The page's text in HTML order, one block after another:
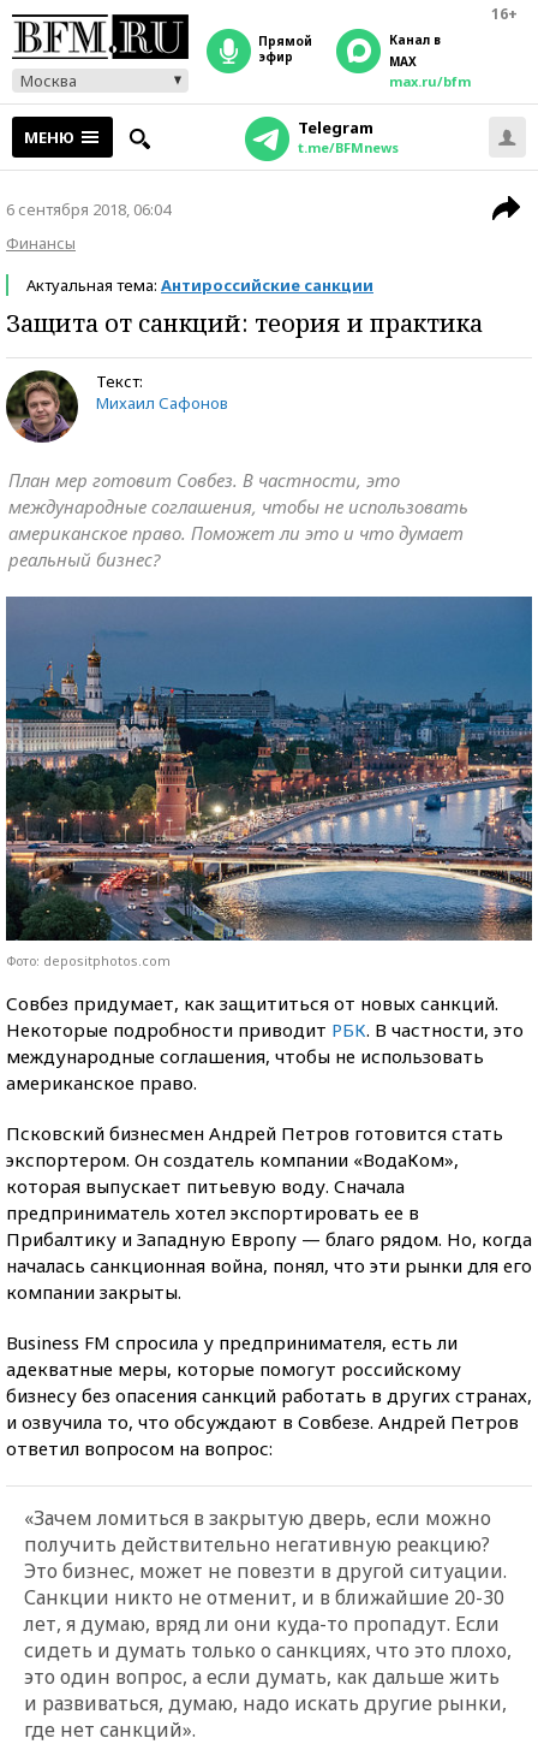
16+
Москва
прямой
эфир
Канал в
MAX
max.ru/bfm
МЕНЮ Telegram
t.me/BFMnews
6 сентября 2018, 06:04
Финансы
Актуальная тема: Антироссийские санкции
Защита от санкций: теория и практика
Текст:
Михаил Сафонов
План мер готовит Совбез. В частности, это
международные соглашения, чтобы не использовать
американское право. Поможет ли это и что думает
реальный бизнес?
Фото: depositphotos.com
Совбез придумает, как защититься от новых санкций.
Некоторые подробности приводит РБК. В частности, это
международные соглашения, чтобы не использовать
американское право.
Псковский бизнесмен Андрей Петров готовится стать
экспортером. Он создатель компании «ВодаКом»,
которая выпускает питьевую воду. Сначала
предприниматель хотел экспортировать ее в
Прибалтику и Западную Европу — благо рядом. Но, когда
началась санкционная война, понял, что эти рынки для его
компании закрыты.
Business FM спросила у предпринимателя, есть ли
адекватные меры, которые помогут российскому
бизнесу без опасения санкций работать в других странах,
и озвучила то, что обсуждают в Совбезе. Андрей Петров
ответил вопросом на вопрос:
«Зачем ломиться в закрытую дверь, если можно
получить действительно негативную реакцию?
Это бизнес, может не повезти в другой ситуации.
Санкции никто не отменит, и в ближайшие 20-30
лет, я думаю, вряд ли они куда-то пропадут. Если
сидеть и думать только о санкциях, что это плохо,
это один вопрос, а если думать, как дальше жить
и развиваться, думаю, надо искать другие рынки,
где нет санкций».